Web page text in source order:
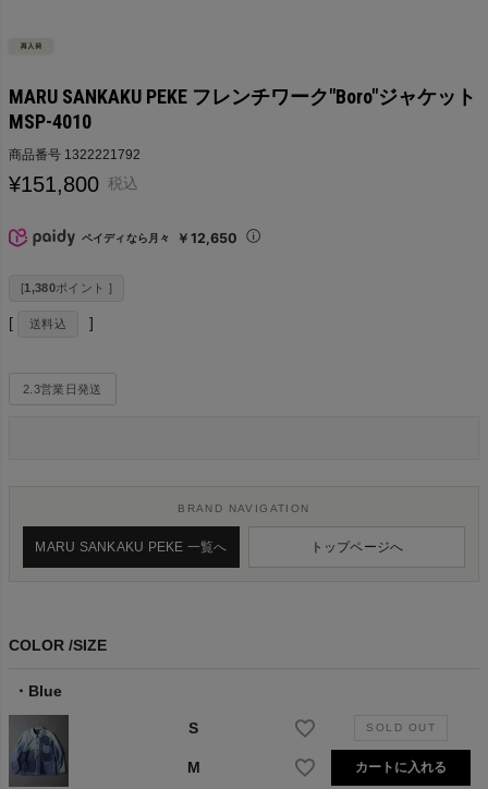
MARU SANKAKU PEKE フレンチワーク"Boro"ジャケット
MSP-4010
商品番号 1322221792
¥151,800 税込
ペイディなら月々 ￥12,650
[1,380ポイント ]
送料込
2.3営業日発送
BRAND NAVIGATION
MARU SANKAKU PEKE 一覧へ トップページへ
COLOR SIZE
Blue
S
M カートに入れる